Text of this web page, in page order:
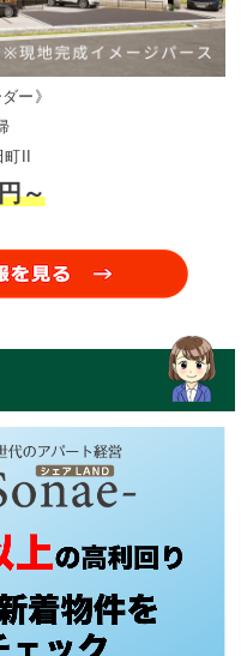
ー》
II
～